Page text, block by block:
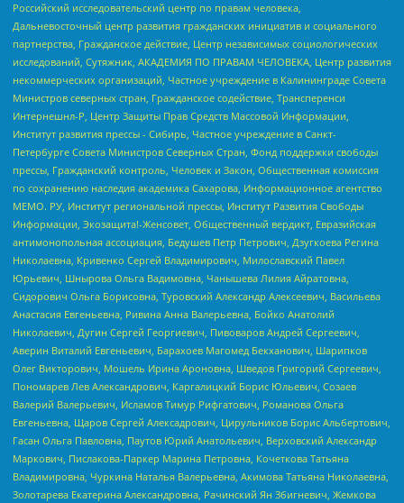
Российский исследовательский центр по правам человека,
Дальневосточный центр развития гражданских инициатив и социального
партнерства, Гражданское действие, Центр независимых социологических
исследований, Сутяжник, АКАДЕМИЯ ПО ПРАВАМ ЧЕЛОВЕКА, Центр развития
некоммерческих организаций, Частное учреждение в Калининграде Совета
Министров северных стран, Гражданское содействие, Трансперенси
Интернешнл-Р, Центр Защиты Прав Средств Массовой Информации,
Институт развития прессы - Сибирь, Частное учреждение в Санкт-
Петербурге Совета Министров Северных Стран, Фонд поддержки свободы
прессы, Гражданский контроль, Человек и Закон, Общественная комиссия
по сохранению наследия академика Сахарова, Информационное агентство
МЕМО. РУ, Институт региональной прессы, Институт Развития Свободы
Информации, Экозащита!-Женсовет, Общественный вердикт, Евразийская
антимонопольная ассоциация, Бедушев Петр Петрович, Дзугкоева Регина
Николаевна, Кривенко Сергей Владимирович, Милославский Павел
Юрьевич, Шнырова Ольга Вадимовна, Чанышева Лилия Айратовна,
Сидорович Ольга Борисовна, Туровский Александр Алексеевич, Васильева
Анастасия Евгеньевна, Ривина Анна Валерьевна, Бойко Анатолий
Николаевич, Дугин Сергей Георгиевич, Пивоваров Андрей Сергеевич,
Аверин Виталий Евгеньевич, Барахоев Магомед Бекханович, Шарипков
Олег Викторович, Мошель Ирина Ароновна, Шведов Григорий Сергеевич,
Пономарев Лев Александрович, Каргалицкий Борис Юльевич, Созаев
Валерий Валерьевич, Исламов Тимур Рифгатович, Романова Ольга
Евгеньевна, Щаров Сергей Алексадрович, Цирульников Борис Альбертович,
Гасан Ольга Павловна, Паутов Юрий Анатольевич, Верховский Александр
Маркович, Пислакова-Паркер Марина Петровна, Кочеткова Татьяна
Владимировна, Чуркина Наталья Валерьевна, Акимова Татьяна Николаевна,
Золотарева Екатерина Александровна, Рачинский Ян Збигневич, Жемкова